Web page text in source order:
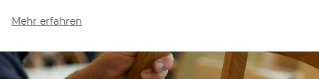
Mehr erfahren